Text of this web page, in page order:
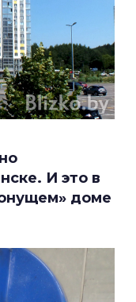
И это в
доме